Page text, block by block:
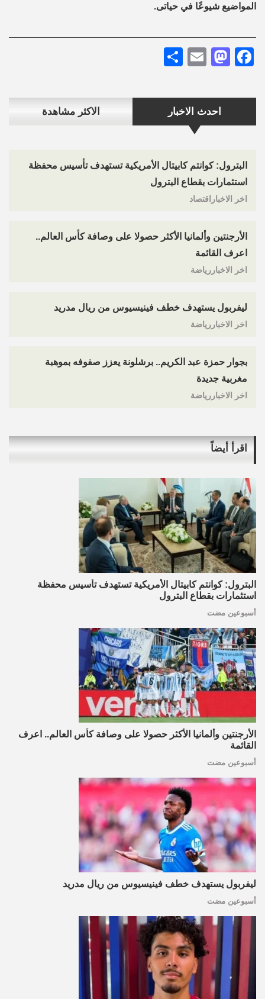
احدث الاخبار الاكثر مشاهدة
البترول: كوانتم كابيتال الأمريكية تستهدف تأسيس محفظة
استثمارات بقطاع البترول
اخر الاخباراقتصاد
الأرجنتين وألمانيا الأكثر حصولا على وصافة كأس العالم..
اعرف القائمة
اخر الاخباررياضة
ليفربول يستهدف خطف فينيسيوس من ريال مدريد
اخر الاخباررياضة
بجوار حمزة عبد الكريم.. برشلونة يعزز صفوفه بموهبة
مغربية جديدة
اخر الاخباررياضة
المواضيع شيوعًا في حياتى.
Facebook
Mastodon
Email
اقرأ أيضاً
البترول: كوانتم كابيتال الأمريكية تستهدف تأسيس محفظة
استثمارات بقطاع البترول
أسبوعين مضت
الأرجنتين وألمانيا الأكثر حصولا على وصافة كأس العالم.. اعرف
القائمة
أسبوعين مضت
ليفربول يستهدف خطف فينيسيوس من ريال مدريد
أسبوعين مضت